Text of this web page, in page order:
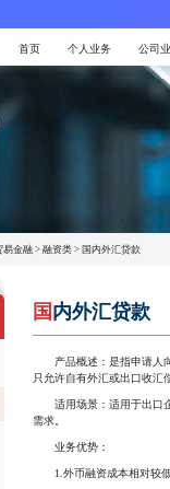
首页 个人业务 公司
易金融 > 融资类 > 国内外汇贷款
国 内外汇贷款
产品概述：是指申请人向
只允许自有外汇或出口收汇
适用场景：适用于出口企
需求。
业务优势：
1.外币融资成本相对较低